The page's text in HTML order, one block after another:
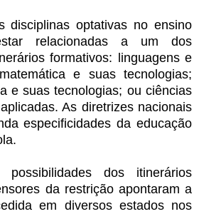
disciplinas optativas no ensino
relacionadas a um dos
formativos: linguagens e
e suas tecnologias;
e suas tecnologias; ou ciências
As diretrizes nacionais
especificidades da educação
dos itinerários
da restrição apontaram a
em diversos estados nos